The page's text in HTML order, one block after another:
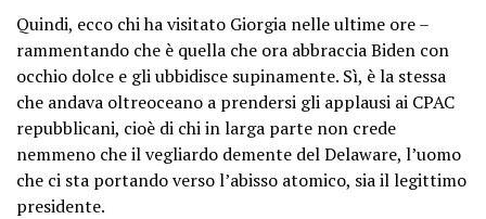
Quindi, ecco chi ha visitato Giorgia nelle ultime ore –
rammentando che è quella che ora abbraccia Biden con
occhio dolce e gli ubbidisce supinamente. Sì, è la stessa
che andava oltreoceano a prendersi gli applausi ai CPAC
repubblicani, cioè di chi in larga parte non crede
nemmeno che il vegliardo demente del Delaware, l’uomo
che ci sta portando verso l’abisso atomico, sia il legittimo
presidente.